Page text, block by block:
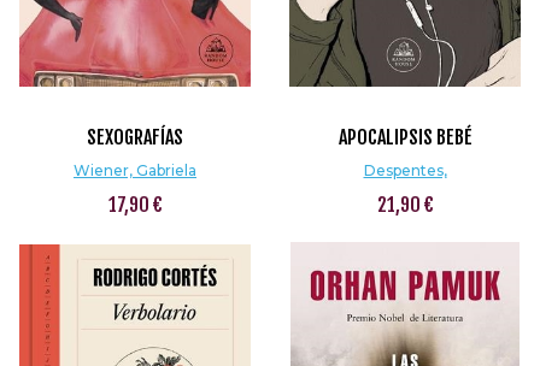
SEXOGRAFÍAS
Wiener, Gabriela
17,90 €
APOCALIPSIS BEBÉ
Despentes,
21,90 €